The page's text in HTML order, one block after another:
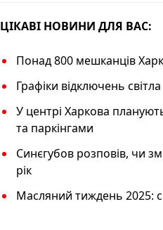
k
ЦІКАВІ НОВИНИ ДЛЯ ВАС:
Понад 800 мешканців
Графіки відключень
У центрі Харкова
та паркінгами
Синєгубов розповів, чи
рік
Масляний тиждень 2025: